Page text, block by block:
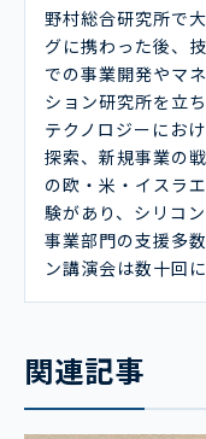
野村総合研究所で
グに携わった後、
での事業開発やマ
ション研究所を立
テクノロジーにお
探索、新規事業の
の欧・米・イスラ
験があり、シリコ
事業部門の支援多
ン講演会は数十回
関連記事